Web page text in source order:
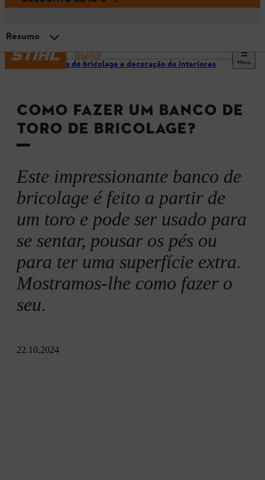
Menu
Projetos de bricolage e decoração de interiores
COMO FAZER UM BANCO DE
TORO DE BRICOLAGE?
Este impressionante banco de
bricolage é feito a partir de
um toro e pode ser usado para
se sentar, pousar os pés ou
para ter uma superfície extra.
Mostramos-lhe como fazer o
seu.
22.10.2024
Resumo
A motosserra certa para o trabalho
Materiais e ferramentas
Instruções
Resumo